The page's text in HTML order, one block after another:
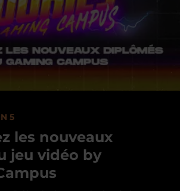
5
les nouveaux
jeu vidéo by